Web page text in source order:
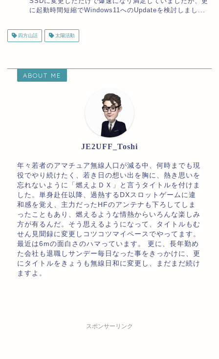
に起動時間短縮でWindows11へのUpdateを検討しまし...
四方山話 太陽活動
ABOUT ME
JE2UFF_Toshi
年々若者のアマチュア無線人口が減る中、何時までも現
役でやり続けたく、若き日の想い出を胸に、熱き思いを
忘れないように「燃えよＤＸ」と言うタイトルを付けま
した。単身赴任以降、過熱するDXスロットゲームに違
和感を覚え、主力だったHFのアンテナも下ろしてしま
ったこともあり、燃えるような情熱からいろんな楽しみ
方が有るんだ。そう思えるようになって、タイトルもむ
せん見聞録に変更しコツコツマイペースでやってます。
最近は6mの面白さのハマっています。 更に、長年勤め
た会社も退職しサンデー毎日なった事をきっかけに、更
にタイトルをきょうも無線日和に変更し、まだまだ続け
ますよ。
スポンサーリンク